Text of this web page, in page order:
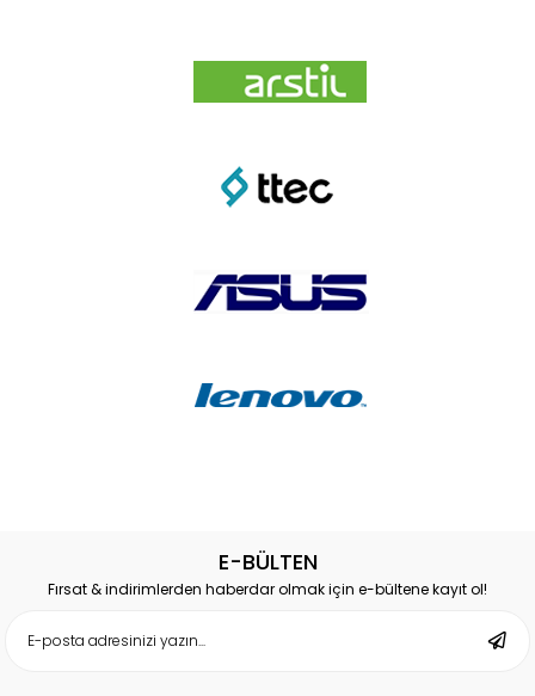
E-BÜLTEN
Fırsat & indirimlerden haberdar olmak için e-bültene kayıt ol!